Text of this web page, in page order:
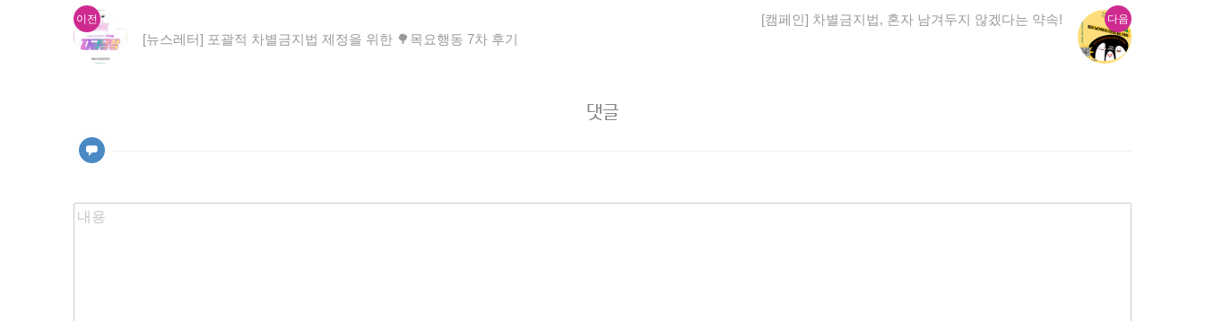
글
내
이
이전
이
전
글:
[뉴스레터] 포괄적 차별금지법 제정을 위한 🌳목요행동 7차 후기
다음 다
음
[캠페인] 차별금지법, 혼자 남겨두지 않겠다는 약속!
댓글